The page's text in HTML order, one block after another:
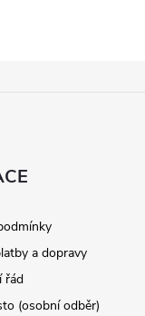
a dopravy
řád
(osobní odběr)